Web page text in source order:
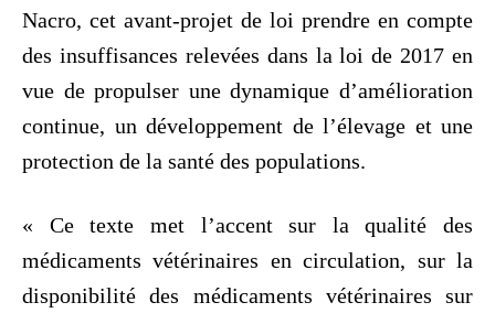
Nacro, cet avant-projet de loi prendre en compte
des insuffisances relevées dans la loi de 2017 en
vue de propulser une dynamique d’amélioration
continue, un développement de l’élevage et une
protection de la santé des populations.
« Ce texte met l’accent sur la qualité des
médicaments vétérinaires en circulation, sur la
disponibilité des médicaments vétérinaires sur